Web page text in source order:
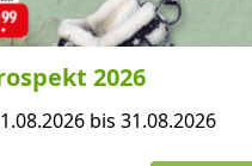
2026
bis 31.08.2026